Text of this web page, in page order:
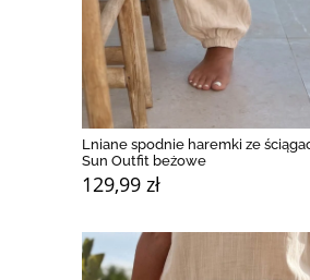
Lniane spodnie haremki ze
Sun Outfit beżowe
129,99 zł